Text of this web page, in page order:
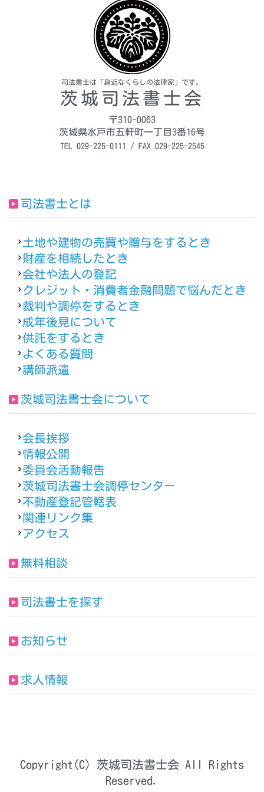
司法書士は「身近なくらしの法律家」です。
茨城司法書士会
〒310-0063
茨城県水戸市五軒町一丁目3番16号
TEL 029-225-0111 / FAX 029-225-2545
司法書士とは
土地や建物の売買や贈与をするとき
財産を相続したとき
会社や法人の登記
クレジット・消費者金融問題で悩んだとき
裁判や調停をするとき
成年後見について
供託をするとき
よくある質問
講師派遣
茨城司法書士会について
会長挨拶
情報公開
委員会活動報告
茨城司法書士会調停センター
不動産登記管轄表
関連リンク集
アクセス
無料相談
司法書士を探す
お知らせ
求人情報
Copyright(C) 茨城司法書士会 All Rights
Reserved.